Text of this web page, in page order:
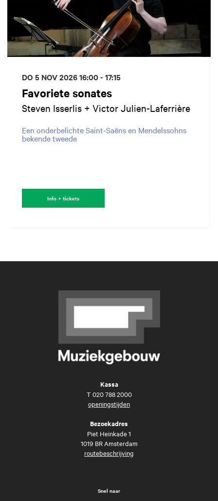
Favoriete sonates
Steven Isserlis + Victor Julien-Laferrière
Een onderbelichte Saint-Saëns en Mendelssohns
bekende tweede
DO 5 NOV 202616:00 - 17:15
Info + tickets
Kassa
T 020 788 2000
openingstijden
Bezoekadres
Piet Heinkade 1
1019 BR Amsterdam
routebeschrijving
Snel naar